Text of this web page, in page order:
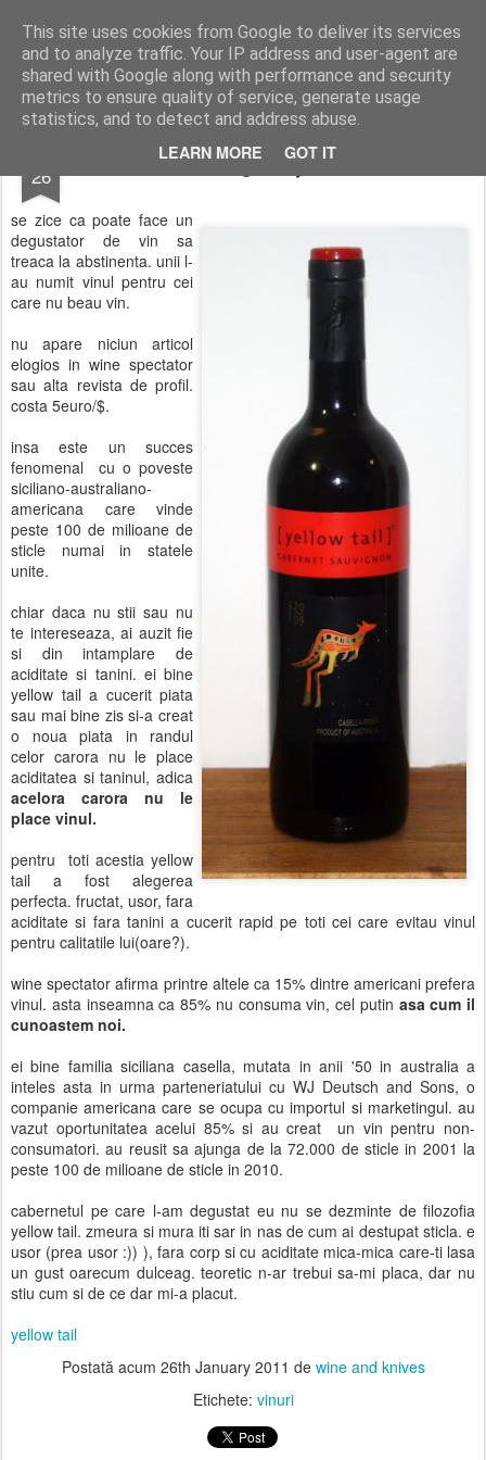
This site uses cookies from Google to deliver its services
and to analyze traffic. Your IP address and user-agent are
shared with Google along with performance and security
metrics to ensure quality of service, generate usage
statistics, and to detect and address abuse.
LEARN MORE GOT IT
wine and knives
26 cabernet sauvignon yellow tail 2009
se zice ca poate face un
degustator de vin sa
treaca la abstinenta. unii l-
au numit vinul pentru cei
care nu beau vin.
nu apare niciun articol
elogios in wine spectator
sau alta revista de profil.
costa 5euro/$.
insa este un succes
fenomenal cu o poveste
siciliano-australiano-
americana care vinde
peste 100 de milioane de
sticle numai in statele
unite.
chiar daca nu stii sau nu
te intereseaza, ai auzit fie
si din intamplare de
aciditate si tanini. ei bine
yellow tail a cucerit piata
sau mai bine zis si-a creat
o noua piata in randul
celor carora nu le place
aciditatea si taninul, adica
acelora carora nu le
place vinul.
pentru toti acestia yellow
tail a fost alegerea
perfecta. fructat, usor, fara
aciditate si fara tanini a cucerit rapid pe toti cei care evitau vinul
pentru calitatile lui(oare?).
wine spectator afirma printre altele ca 15% dintre americani prefera
vinul. asta inseamna ca 85% nu consuma vin, cel putin asa cum il
cunoastem noi.
ei bine familia siciliana casella, mutata in anii '50 in australia a
inteles asta in urma parteneriatului cu WJ Deutsch and Sons, o
companie americana care se ocupa cu importul si marketingul. au
vazut oportunitatea acelui 85% si au creat un vin pentru non-
consumatori. au reusit sa ajunga de la 72.000 de sticle in 2001 la
peste 100 de milioane de sticle in 2010.
cabernetul pe care l-am degustat eu nu se dezminte de filozofia
yellow tail. zmeura si mura iti sar in nas de cum ai destupat sticla. e
usor (prea usor :)) ), fara corp si cu aciditate mica-mica care-ti lasa
un gust oarecum dulceag. teoretic n-ar trebui sa-mi placa, dar nu
stiu cum si de ce dar mi-a placut.
yellow tail
Postată acum 26th January 2011 de wine and knives
Etichete: vinuri